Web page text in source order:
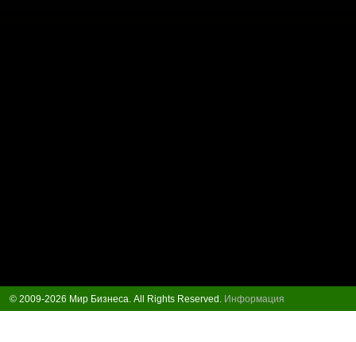
© 2009-2026 Мир Бизнеса. All Rights Reserved. Информация